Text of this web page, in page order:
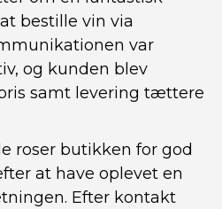
bestille vin via
var
og kunden blev
samt levering tættere
roser butikken for god
at have oplevet en
Efter kontakt